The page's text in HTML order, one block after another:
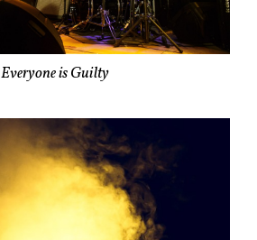
Everyone is Guilty